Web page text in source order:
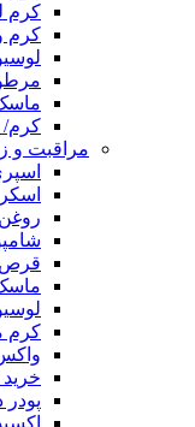
کرم
کرم
مراقبت و
کرم
خرید
پودر